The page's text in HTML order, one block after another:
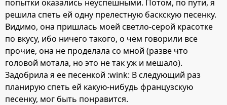
попытки оказались неуспешными. Потом, по пути, я
решила спеть ей одну прелестную баскскую песенку.
Видимо, она пришлась моей светло-серой красотке
по вкусу, ибо ничего такого, о чем говорили все
прочие, она не проделала со мной (разве что
головой мотала, но это не так уж и мешало).
Задобрила я ее песенкой :wink: В следующий раз
планирую спеть ей какую-нибудь французскую
песенку, мог быть понравится.